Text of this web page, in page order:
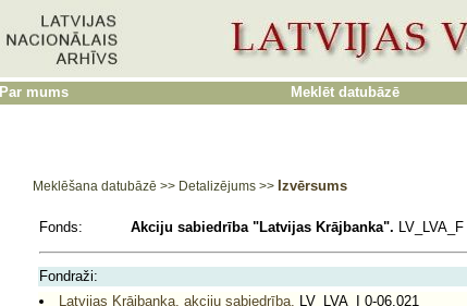
Par mums Meklēt datubāzē
Meklēšana datubāzē >> Detalizējums >> Izvērsums
Fonds: Akciju sabiedrība "Latvijas Krājbanka".
Fondraži:
Latvijas Krājbanka, akciju sabiedrība, LV_LVA_I 0-06.021